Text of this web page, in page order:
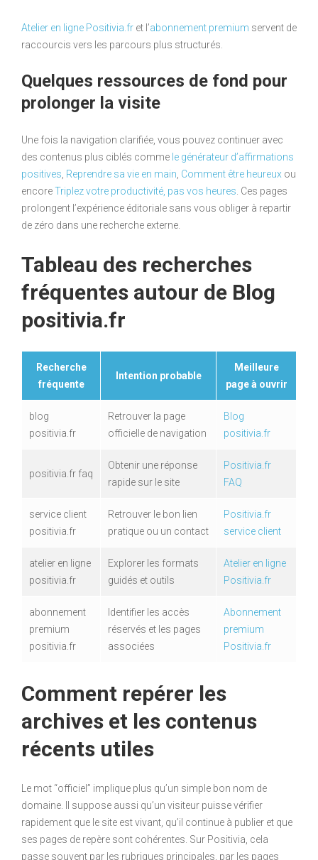
Atelier en ligne Positivia.fr et l’abonnement premium servent de
raccourcis vers les parcours plus structurés.
Quelques ressources de fond pour
prolonger la visite
Une fois la navigation clarifiée, vous pouvez continuer avec
des contenus plus ciblés comme le générateur d’affirmations
positives Reprendre sa vie en main Comment être heureux ou
encoreTriplez votre productivité, pas vos heures . Ces pages
prolongent l’expérience éditoriale sans vous obliger à repartir
de zéro dans une recherche externe.
Tableau des recherches
fréquentes autour de Blog
positivia.fr
Recherche
fréquente
Intention probable
Meilleure
page à ouvrir
blog
positivia.fr
Retrouver la page
officielle de navigation
Blog
positivia.fr
positivia.fr faq
Obtenir une réponse
rapide sur le site
Positivia.fr
FAQ
service client
positivia.fr
Retrouver le bon lien
pratique ou un contact
Positivia.fr
service client
atelier en ligne
positivia.fr
Explorer les formats
guidés et outils
Atelier en ligne
Positivia.fr
abonnement
premium
positivia.fr
Identifier les accès
réservés et les pages
associées
Abonnement
premium
Positivia.fr
Comment repérer les
archives et les contenus
récents utiles
Le mot “officiel” implique plus qu’un simple bon nom de
domaine. Il suppose aussi qu’un visiteur puisse vérifier
rapidement que le site est vivant, qu’il continue à publier et que
ses pages de repère sont cohérentes. Sur Positivia, cela
passe souvent par les rubriques principales, par les pages